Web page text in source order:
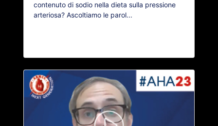
contenuto di sodio nella dieta sulla pressione
arteriosa? Ascoltiamo le parol...